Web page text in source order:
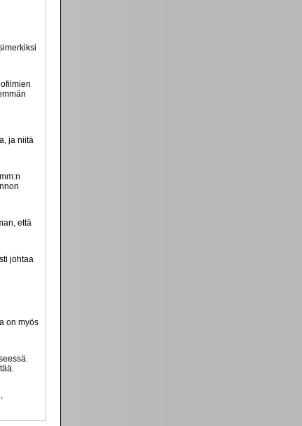
ja niitä
että
johtaa
on myös